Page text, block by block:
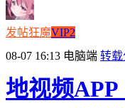
发帖狂魔VIP2
08-07 16:13 电脑端 转
地视频APP